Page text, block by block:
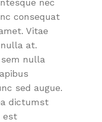
consequat
Vitae
at.
nulla
sed augue.
dictumst
est